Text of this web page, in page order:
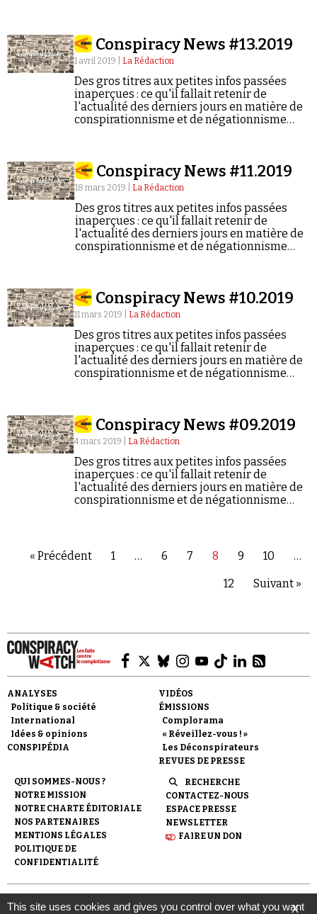
Conspiracy News #13.2019
1 avril 2019 | La Rédaction
Des gros titres aux petites infos passées
inaperçues : ce qu'il fallait retenir de
l'actualité des derniers jours en matière de
conspirationnisme et de négationnisme
Conspiracy News #11.2019
18 mars 2019 | La Rédaction
Des gros titres aux petites infos passées
inaperçues : ce qu'il fallait retenir de
l'actualité des derniers jours en matière de
conspirationnisme et de négationnisme
Conspiracy News #10.2019
11 mars 2019 | La Rédaction
Des gros titres aux petites infos passées
inaperçues : ce qu'il fallait retenir de
l'actualité des derniers jours en matière de
conspirationnisme et de négationnisme
Conspiracy News #09.2019
4 mars 2019 | La Rédaction
Des gros titres aux petites infos passées
inaperçues : ce qu'il fallait retenir de
l'actualité des derniers jours en matière de
conspirationnisme et de négationnisme
« Précédent 1 … 6 7 8 9 10 …
12 Suivant »
ANALYSES
Politique & société
International
Idées & opinions
CONSPIPÉDIA
VIDÉOS
ÉMISSIONS
Complorama
« Réveillez-vous ! »
Les Déconspirateurs
REVUES DE PRESSE
QUI SOMMES-NOUS ?
NOTRE MISSION
NOTRE CHARTE ÉDITORIALE
NOS PARTENAIRES
MENTIONS LÉGALES
POLITIQUE DE
CONFIDENTIALITÉ
RECHERCHE
CONTACTEZ-NOUS
ESPACE PRESSE
NEWSLETTER
FAIRE UN DON
© 2007- 2026 Conspiracy Watch | Une réalisation de
l'Observatoire du conspirationnisme (association loi de 1901) avec
X
This site uses cookies and gives you control over what you want